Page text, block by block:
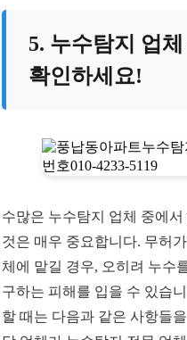
5. 누수탐지 업
확인하세요!
수많은 누수탐지 업체 중에
것은 매우 중요합니다. 무허
체에 맡길 경우, 오히려 누수
구하는 피해를 입을 수 있습
할 때는 다음과 같은 사항들